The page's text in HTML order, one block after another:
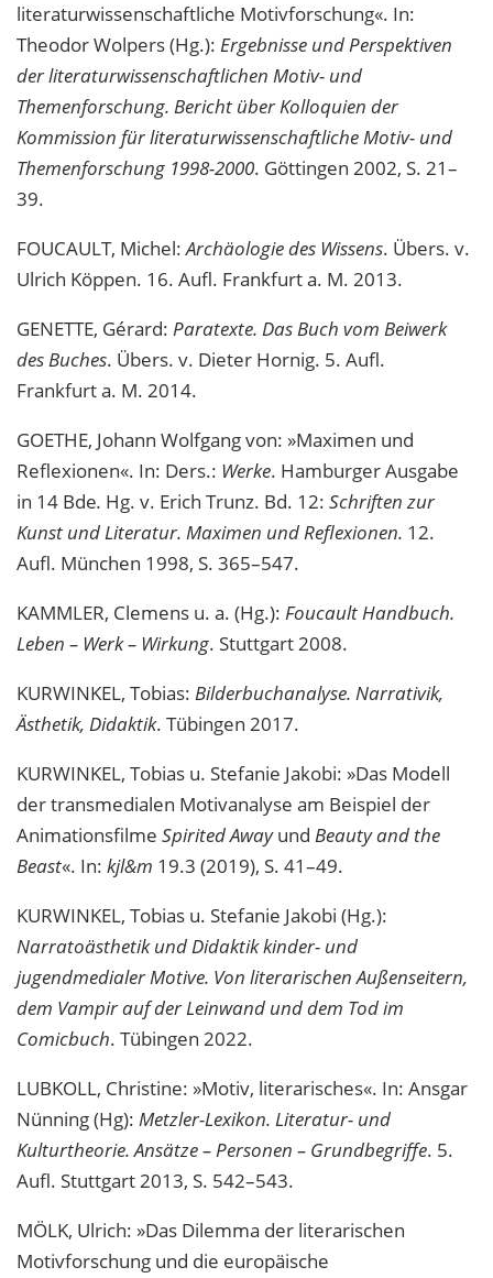
literaturwissenschaftliche Motivforschung«. In:
Theodor Wolpers (Hg.): Ergebnisse und Perspektiven
der literaturwissenschaftlichen Motiv- und
Themenforschung. Bericht über Kolloquien der
Kommission für literaturwissenschaftliche Motiv- und
Themenforschung 1998-2000. Göttingen 2002, S. 21–
39.
FOUCAULT, Michel:Archäologie des Wissens. Übers. v.
Ulrich Köppen. 16. Aufl. Frankfurt a. M. 2013.
GENETTE, Gérard: Paratexte. Das Buch vom Beiwerk
des Buches. Übers. v. Dieter Hornig. 5. Aufl.
Frankfurt a. M. 2014.
GOETHE, Johann Wolfgang von: »Maximen und
Reflexionen«. In: Ders.: Werke. Hamburger Ausgabe
in 14 Bde. Hg. v. Erich Trunz. Bd. 12: Schriften zur
Kunst und Literatur. Maximen und Reflexionen. 12.
Aufl. München 1998, S. 365–547.
KAMMLER, Clemens u. a. (Hg.): Foucault Handbuch.
Leben – Werk – Wirkung. Stuttgart 2008.
KURWINKEL, Tobias: Bilderbuchanalyse. Narrativik,
Ästhetik, Didaktik. Tübingen 2017.
KURWINKEL, Tobias u. Stefanie Jakobi: »Das Modell
der transmedialen Motivanalyse am Beispiel der
Animationsfilme Spirited Awayund Beauty and the
Beast«. In: kjl&m 19.3 (2019), S. 41–49.
KURWINKEL, Tobias u. Stefanie Jakobi (Hg.):
Narratoästhetik und Didaktik kinder- und
jugendmedialer Motive. Von literarischen Außenseitern,
dem Vampir auf der Leinwand und dem Tod im
Comicbuch. Tübingen 2022.
LUBKOLL, Christine: »Motiv, literarisches«. In: Ansgar
Nünning (Hg): Metzler-Lexikon. Literatur- und
Kulturtheorie. Ansätze – Personen – Grundbegriffe. 5.
Aufl. Stuttgart 2013, S. 542–543.
MÖLK, Ulrich: »Das Dilemma der literarischen
Motivforschung und die europäische